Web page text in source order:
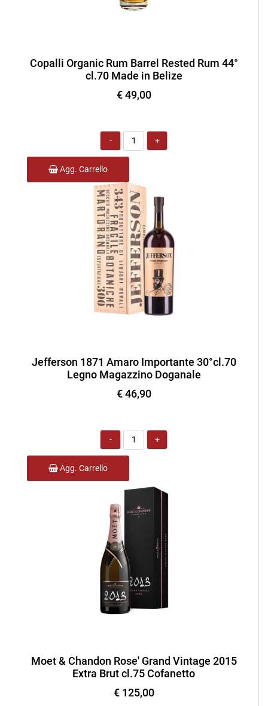
Copalli Organic Rum Barrel Rested Rum 44°
cl.70 Made in Belize
€ 49,00
Quantità
Agg. Carrello
Jefferson 1871 Amaro Importante 30°cl.70
Legno Magazzino Doganale
€ 46,90
Quantità
Agg. Carrello
Moet & Chandon Rose' Grand Vintage 2015
Extra Brut cl.75 Cofanetto
€ 125,00